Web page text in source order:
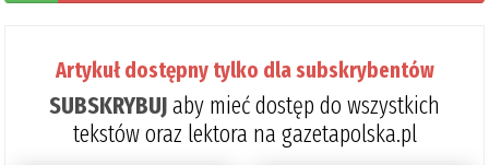
Artykuł dostępny tylko dla subskrybentów
SUBSKRYBUJaby mieć dostęp do wszystkich
tekstów oraz lektora na gazetapolska.pl